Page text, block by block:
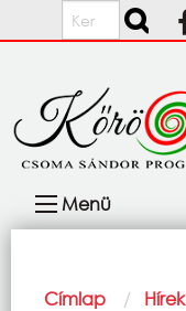
Ugrás a tartalomra
Keresés
navigáció
Menü
Morzsa
Címlap Hírek